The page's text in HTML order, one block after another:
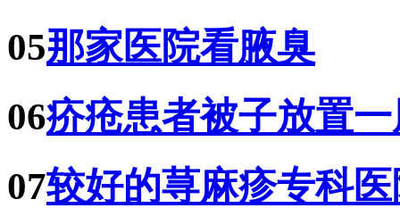
05那家医院看腋臭
06疥疮患者被子放置
07较好的荨麻疹专科